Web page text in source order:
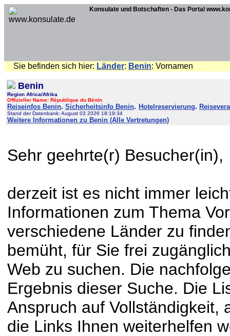
Konsulate und Botschaften - Das Portal
Sie befinden sich hier: Länder: Benin: Vornamen
Benin
Region Africa/Afrika
Offizieller Name: République du Bénin
Reiseinfos Benin. Sicherheitsinfo Benin. Hotelreservierung.
Stand der Datenbank: August 03 2026 18:19:34
Weitere Informationen zu Benin (Alle Vertretungen)
Sehr geehrte(r) Besucher(in),
derzeit ist es nicht immer
Informationen zum Thema
verschiedene Länder zu
bemüht, für Sie frei
Web zu suchen. Die
Ergebnis dieser Suche. Die
Anspruch auf Vollständigkeit,
die Links Ihnen weiterhelfen